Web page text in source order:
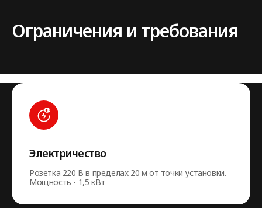
Ограничения и требования
Электричество
Розетка 220 В в пределах 20 м от точки установки.
Мощность - 1,5 кВт